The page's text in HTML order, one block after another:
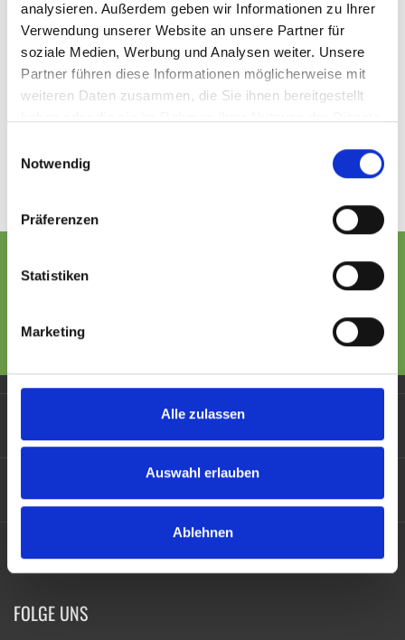
analysieren. Außerdem geben wir Informationen zu Ihrer
Verwendung unserer Website an unsere Partner für
soziale Medien, Werbung und Analysen weiter. Unsere
Partner führen diese Informationen möglicherweise mit
weiteren Daten zusammen, die Sie ihnen bereitgestellt
Notwendig
Präferenzen
Statistiken
Marketing
Alle zulassen
Auswahl erlauben
Ablehnen
0 Produkte
* Inkl. MwSt. Versandkostenfrei in ganz Deutschland, ab
Werk Artikel zuzüglich Frachtkosten
MEIN KONTO
FOLGE UNS